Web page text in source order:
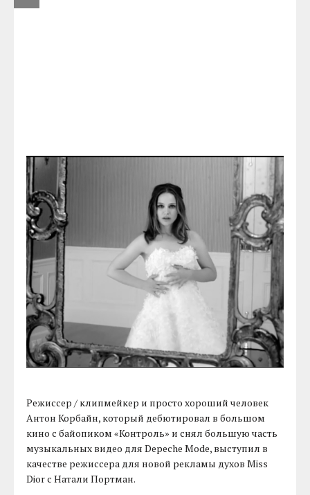
Режиссер / клипмейкер и просто хороший человек
Антон Корбайн, который дебютировал в большом
кино с байопиком «Контроль» и снял большую часть
музыкальных видео для Depeche Mode, выступил в
качестве режиссера для новой рекламы духов Miss
Dior с Натали Портман.